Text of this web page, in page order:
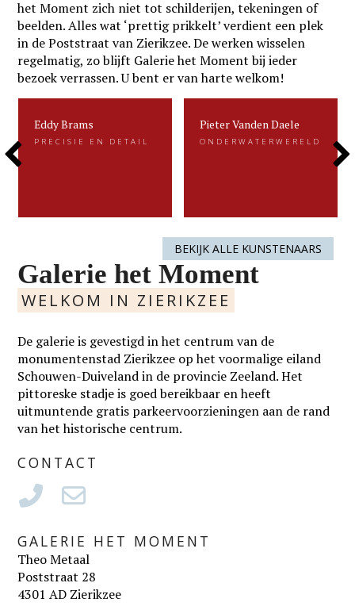
het Moment zich niet tot schilderijen, tekeningen of
beelden. Alles wat ‘prettig prikkelt’ verdient een plek
in de Poststraat van Zierikzee. De werken wisselen
regelmatig, zo blijft Galerie het Moment bij ieder
bezoek verrassen. U bent er van harte welkom!
Eddy Brams
PRECISIE EN DETAIL
Pieter Vanden Daele
ONDERWATERWERELD
Pieter Vanden Daele
Next
BEKIJK ALLE KUNSTENAARS
Galerie het Moment
WELKOM IN ZIERIKZEE
De galerie is gevestigd in het centrum van de
monumentenstad Zierikzee op het voormalige eiland
Schouwen-Duiveland in de provincie Zeeland. Het
pittoreske stadje is goed bereikbaar en heeft
uitmuntende gratis parkeervoorzieningen aan de rand
van het historische centrum.
CONTACT
GALERIE HET MOMENT
Theo Metaal
Poststraat 28
4301 AD Zierikzee